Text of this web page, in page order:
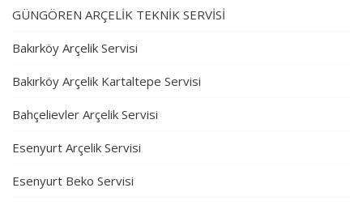
GÜNGÖREN ARÇELİK TEKNİK SERVİSİ
Bakırköy Arçelik Servisi
Bakırköy Arçelik Kartaltepe Servisi
Bahçelievler Arçelik Servisi
Esenyurt Arçelik Servisi
Esenyurt Beko Servisi